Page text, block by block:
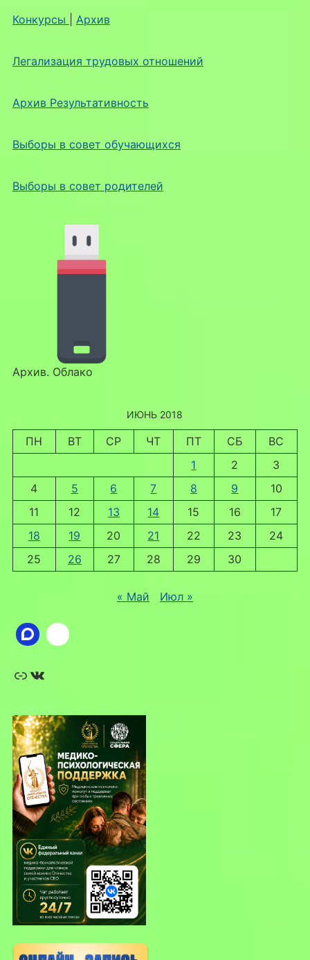
Конкурсы Архив
Легализация трудовых отношений
Архив Результативность
Выборы в совет обучающихся
Выборы в совет родителей
Архив. Облако
ИЮНЬ 2018
ПН ВТ СР ЧТ ПТ СБ
ВС
1
2
3
4
5 6 7 8 9
10
11
12 13 14 15 16
17
18
19 20 21 22 23
24
25
26 27 28 29 30
« Май Июл »
Ссылка